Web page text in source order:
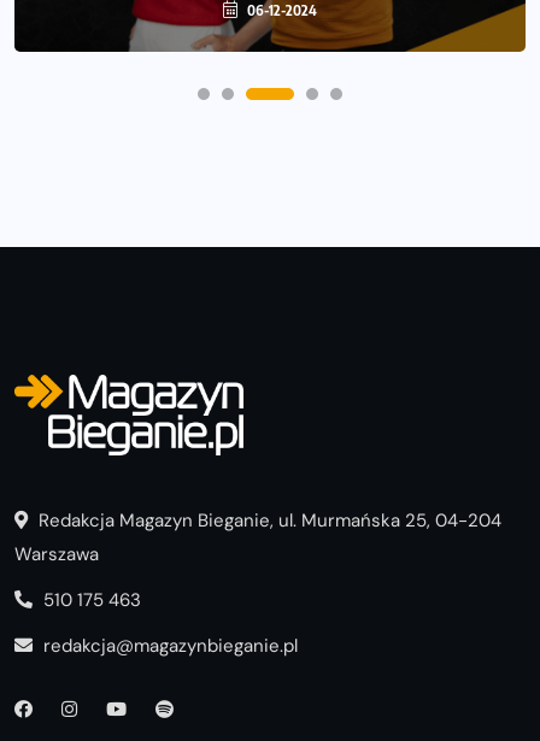
06-12-2024
29-11-2024
Redakcja Magazyn Bieganie, ul. Murmańska 25, 04-204
Warszawa
510 175 463
redakcja@magazynbieganie.pl